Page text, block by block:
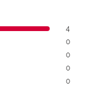
4
0
0
0
0